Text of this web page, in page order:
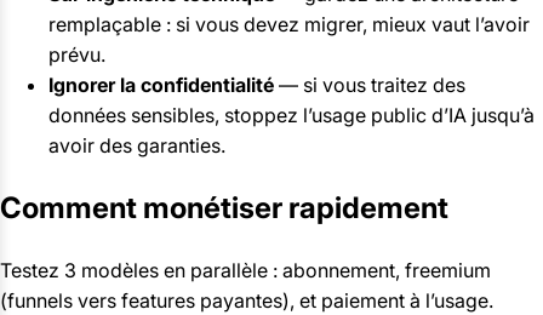
remplaçable : si vous devez migrer, mieux vaut l’avoir
prévu.
Ignorer la confidentialité — si vous traitez des
données sensibles, stoppez l’usage public d’IA jusqu’à
avoir des garanties.
Comment monétiser rapidement
Testez 3 modèles en parallèle : abonnement, freemium
(funnels vers features payantes), et paiement à l’usage.